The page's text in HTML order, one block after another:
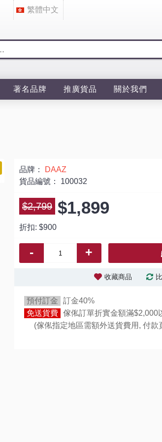
繁體中文
著名品牌 推廣貨品 關於我們
品牌：
DAAZ
貨品編號： 100032
$2,799 $1,899
折扣: $900
- +
收藏商品
預付訂金
訂金40%
免送貨費 傢俬訂單折實金額滿$2,000
(傢俬指定地區需額外送貨費用, 付款